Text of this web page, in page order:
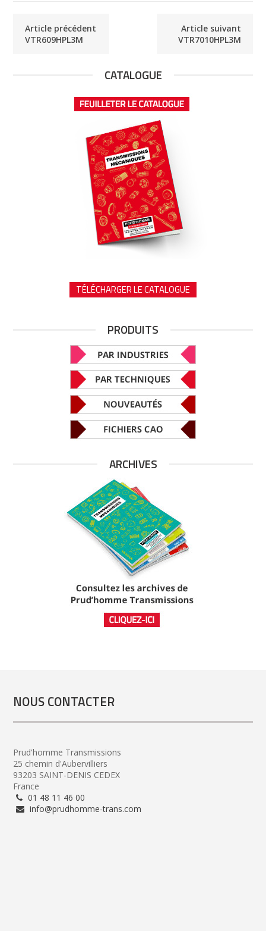
Article précédent
VTR609HPL3M
Article suivant
VTR7010HPL3M
CATALOGUE
TÉLÉCHARGER LE CATALOGUE
PRODUITS
ARCHIVES
NOUS CONTACTER
Prud'homme Transmissions
25 chemin d'Aubervilliers
93203 SAINT-DENIS CEDEX
France
01 48 11 46 00
info@prudhomme-trans.com